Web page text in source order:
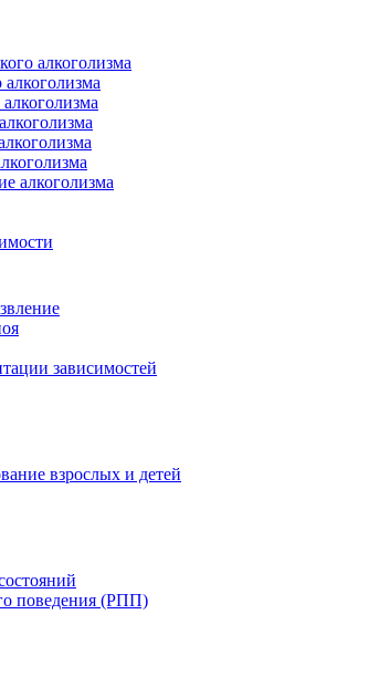
алкоголизма
алкоголизма
зависимостей
взрослых и детей
поведения (РПП)